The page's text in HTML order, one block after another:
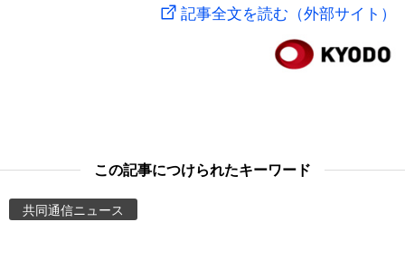
スポーツ・東京2020
Images
記事全文を読む（外部サイト）
この記事につけられたキーワード
共同通信ニュース